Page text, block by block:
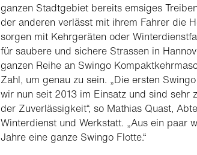
ganzen Stadtgebiet bereits emsiges
der anderen verlässt mit ihrem Fahrer die
sorgen mit Kehrgeräten oder
für saubere und sichere Strassen in
ganzen Reihe an Swingo
Zahl, um genau zu sein. „Die ersten
wir nun seit 2013 im Einsatz und sind sehr
der Zuverlässigkeit“, so Mathias Quast,
Winterdienst und Werkstatt. „Aus ein paar
Jahre eine ganze Swingo Flotte.“